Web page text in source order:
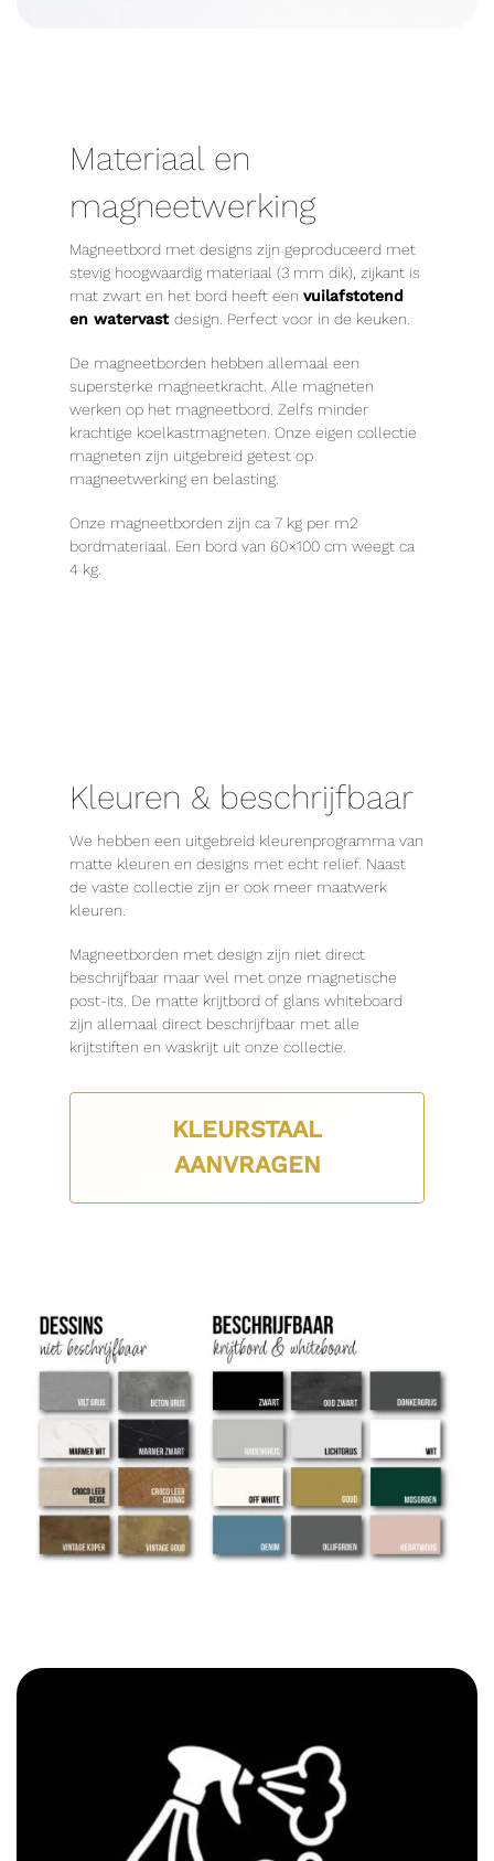
Materiaal en
magneetwerking
Magneetbord met designs zijn geproduceerd met
stevig hoogwaardig materiaal (3 mm dik), zijkant is
mat zwart en het bord heeft een vuilafstotend
en watervast design. Perfect voor in de keuken.
De magneetborden hebben allemaal een
supersterke magneetkracht. Alle magneten
werken op het magneetbord. Zelfs minder
krachtige koelkastmagneten. Onze eigen collectie
magneten zijn uitgebreid getest op
magneetwerking en belasting.
Onze magneetborden zijn ca 7 kg per m2
bordmateriaal. Een bord van 60×100 cm weegt ca
4 kg.
Kleuren & beschrijfbaar
We hebben een uitgebreid kleurenprogramma van
matte kleuren en designs met echt relief. Naast
de vaste collectie zijn er ook meer maatwerk
kleuren.
Magneetborden met design zijn niet direct
beschrijfbaar maar wel met onze magnetische
post-its. De matte krijtbord of glans whiteboard
zijn allemaal direct beschrijfbaar met alle
krijtstiften en waskrijt uit onze collectie.
KLEURSTAAL
AANVRAGEN